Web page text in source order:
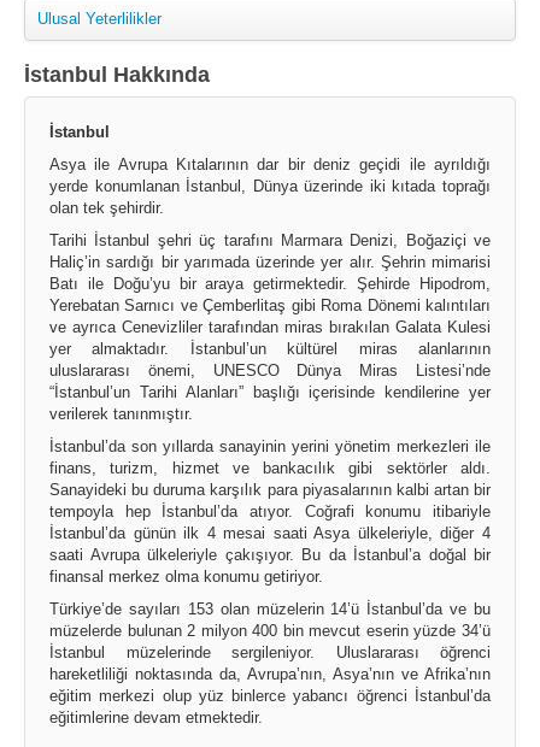
Ulusal Yeterlilikler
İstanbul Hakkında
İstanbul
Asya ile Avrupa Kıtalarının dar bir deniz geçidi ile ayrıldığı
yerde konumlanan İstanbul, Dünya üzerinde iki kıtada toprağı
olan tek şehirdir.
Tarihi İstanbul şehri üç tarafını Marmara Denizi, Boğaziçi ve
Haliç’in sardığı bir yarımada üzerinde yer alır. Şehrin mimarisi
Batı ile Doğu’yu bir araya getirmektedir. Şehirde Hipodrom,
Yerebatan Sarnıcı ve Çemberlitaş gibi Roma Dönemi kalıntıları
ve ayrıca Cenevizliler tarafından miras bırakılan Galata Kulesi
yer almaktadır. İstanbul’un kültürel miras alanlarının
uluslararası önemi, UNESCO Dünya Miras Listesi’nde
“İstanbul’un Tarihi Alanları” başlığı içerisinde kendilerine yer
verilerek tanınmıştır.
İstanbul’da son yıllarda sanayinin yerini yönetim merkezleri ile
finans, turizm, hizmet ve bankacılık gibi sektörler aldı.
Sanayideki bu duruma karşılık para piyasalarının kalbi artan bir
tempoyla hep İstanbul’da atıyor. Coğrafi konumu itibariyle
İstanbul’da günün ilk 4 mesai saati Asya ülkeleriyle, diğer 4
saati Avrupa ülkeleriyle çakışıyor. Bu da İstanbul’a doğal bir
finansal merkez olma konumu getiriyor.
Türkiye’de sayıları 153 olan müzelerin 14’ü İstanbul’da ve bu
müzelerde bulunan 2 milyon 400 bin mevcut eserin yüzde 34’ü
İstanbul müzelerinde sergileniyor. Uluslararası öğrenci
hareketliliği noktasında da, Avrupa’nın, Asya’nın ve Afrika’nın
eğitim merkezi olup yüz binlerce yabancı öğrenci İstanbul’da
eğitimlerine devam etmektedir.